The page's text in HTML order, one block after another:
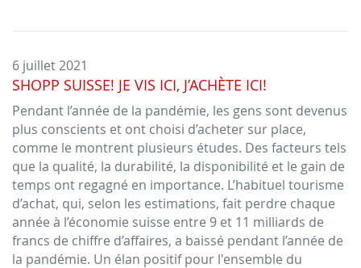
6 juillet 2021
SHOPP SUISSE! JE VIS ICI, J’ACHÈTE ICI!
Pendant l’année de la pandémie, les gens sont devenus
plus conscients et ont choisi d’acheter sur place,
comme le montrent plusieurs études. Des facteurs tels
que la qualité, la durabilité, la disponibilité et le gain de
temps ont regagné en importance. L’habituel tourisme
d’achat, qui, selon les estimations, fait perdre chaque
année à l’économie suisse entre 9 et 11 milliards de
francs de chiffre d’affaires, a baissé pendant l’année de
la pandémie. Un élan positif pour l'ensemble du